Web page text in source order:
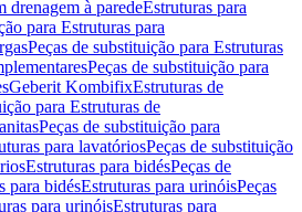
drenagem à paredeEstruturas para
para Estruturas para
Peças de substituição para Estruturas
Peças de substituição para
Geberit KombifixEstruturas de
para Estruturas de
Peças de substituição para
para lavatóriosPeças de substituição
Estruturas para bidésPeças de
para bidésEstruturas para urinóisPeças
para urinóisEstruturas para